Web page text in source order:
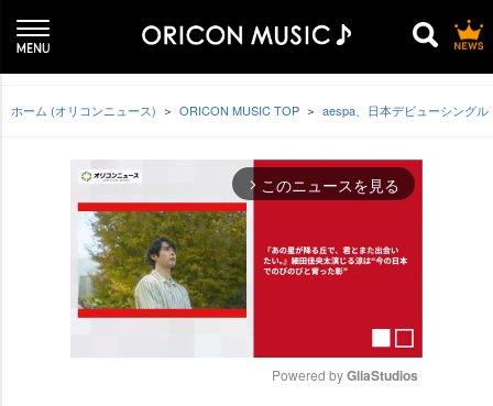
ホーム (オリコンニュース) ORICON MUSIC TOP aespa、日本デビューシング
arrow_forward_ios このニュースを見る
Powered by GliaStudios